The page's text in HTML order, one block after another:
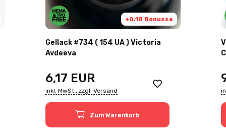
+0.18 Bonusse
Gellack #734 ( 154 UA ) Victoria
Avdeeva
6,17 EUR
inkl. MwSt., zzgl. Versand
Zum Warenkorb